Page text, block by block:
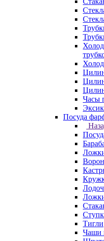
Часы
Посуда
Тигли
Чаши